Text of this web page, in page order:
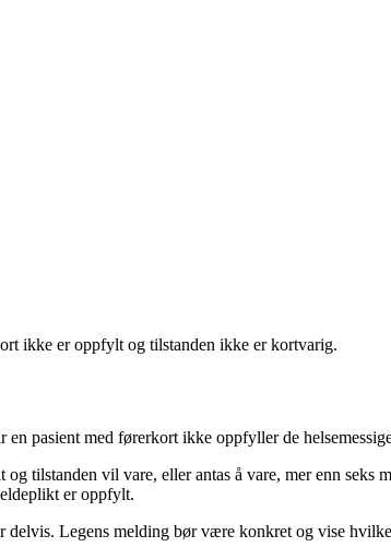
ikke er oppfylt og tilstanden ikke er kortvarig.
pasient med førerkort ikke oppfyller de
tilstanden vil vare, eller antas å vare, mer enn seks
er oppfylt.
Legens melding bør være konkret og vise